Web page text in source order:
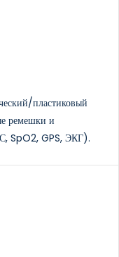
пластиковый
ремешки и
SpO2, GPS, ЭКГ).